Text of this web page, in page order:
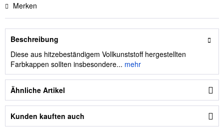
Merken
Beschreibung
Diese aus hitzebeständigem Vollkunststoff hergestellten
Farbkappen sollten insbesondere... mehr
Ähnliche Artikel
Kunden kauften auch